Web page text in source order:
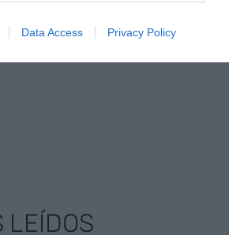
Data Access Privacy Policy
supera los 346.000 puestos
LEÍDOS